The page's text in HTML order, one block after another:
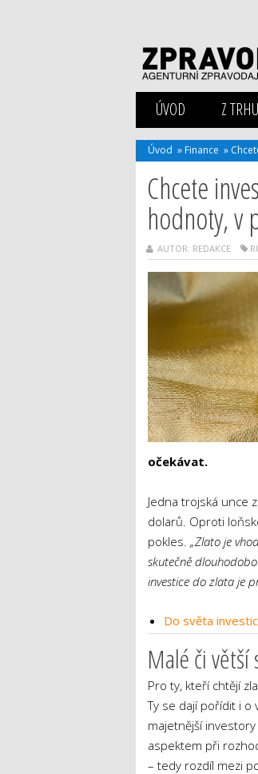
ÚVOD Z TRHU
Úvod » Finance »
Chcete
hodnoty, v
AUTOR: REDAKCE
očekávat.
Jedna trojská unce
dolarů. Oproti
pokles. „Zlato je
skutečně
investice do zlata je
Do světa
Malé či větší
Pro ty, kteří chtějí
Ty se dají pořídit i o
majetnější
aspektem při
– tedy rozdíl mezi